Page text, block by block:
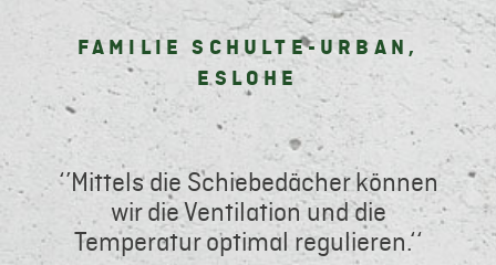
FAMILIE SCHULTE-URBAN,
ESLOHE
‘’Mittels die Schiebedächer können
wir die Ventilation und die
Temperatur optimal regulieren.‘‘